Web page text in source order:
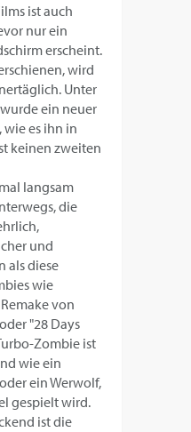
ist auch
nur ein
erscheint.
wird
Unter
ein neuer
wie es ihn in
keinen zweiten
langsam
die
und
als diese
wie
von
"28 Days
Zombie ist
wie ein
ein Werwolf,
gespielt wird.
ist die